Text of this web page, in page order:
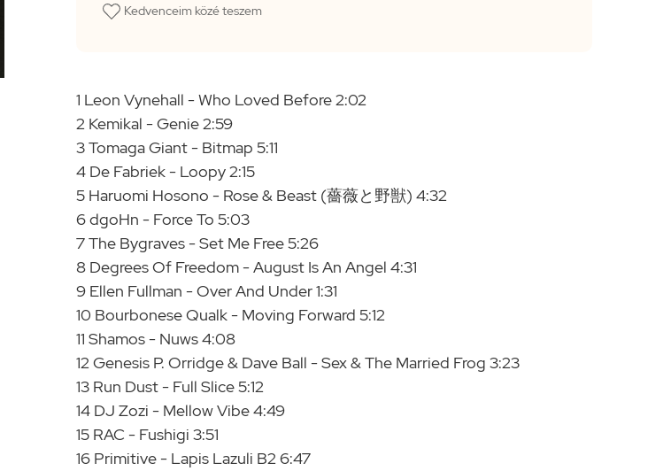
Kedvenceim közé teszem
1 Leon Vynehall - Who Loved Before 2:02
2 Kemikal - Genie 2:59
3 Tomaga Giant - Bitmap 5:11
4 De Fabriek - Loopy 2:15
5 Haruomi Hosono - Rose & Beast (薔薇と野獣) 4:32
6 dgoHn - Force To 5:03
7 The Bygraves - Set Me Free 5:26
8 Degrees Of Freedom - August Is An Angel 4:31
9 Ellen Fullman - Over And Under 1:31
10 Bourbonese Qualk - Moving Forward 5:12
11 Shamos - Nuws 4:08
12 Genesis P. Orridge & Dave Ball - Sex & The Married Frog 3:23
13 Run Dust - Full Slice 5:12
14 DJ Zozi - Mellow Vibe 4:49
15 RAC - Fushigi 3:51
16 Primitive - Lapis Lazuli B2 6:47